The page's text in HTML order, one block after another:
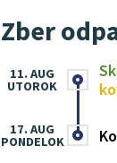
Zber
11. AUG
UTOROK
17. AUG
PONDELOK